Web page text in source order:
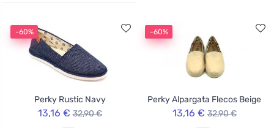
-60%
Perky Rustic Navy
13,16 € 32,90 €
-60%
Perky Alpargata Flecos Beige
13,16 € 32,90 €